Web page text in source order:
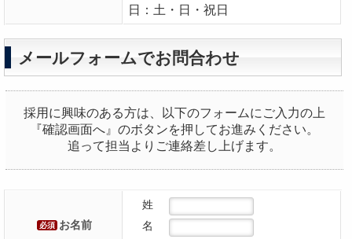
日：土・日・祝日
メールフォームでお問合わせ
採用に興味のある方は、以下のフォームにご入力の上
『確認画面へ』のボタンを押してお進みください。
追って担当よりご連絡差し上げます。
必須 お名前
姓
名